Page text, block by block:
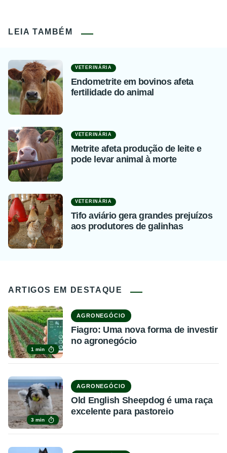
LEIA TAMBÉM
VETERINÁRIA
Endometrite em bovinos afeta
fertilidade do animal
VETERINÁRIA
Metrite afeta produção de leite e
pode levar animal à morte
VETERINÁRIA
Tifo aviário gera grandes prejuízos
aos produtores de galinhas
ARTIGOS EM DESTAQUE
1 min
AGRONEGÓCIO
Fiagro: Uma nova forma de investir
no agronegócio
3 min
AGRONEGÓCIO
Old English Sheepdog é uma raça
excelente para pastoreio